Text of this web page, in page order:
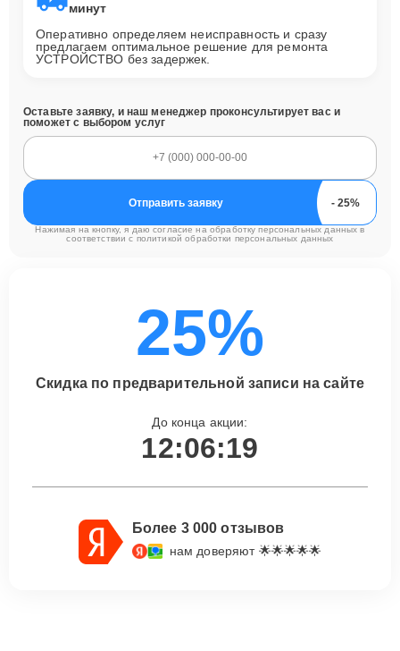
минут
Оперативно определяем неисправность и сразу
предлагаем оптимальное решение для ремонта
УСТРОЙСТВО без задержек.
Оставьте заявку, и наш менеджер проконсультирует вас и
поможет с выбором услуг
Отправить заявку
Нажимая на кнопку, я даю согласие на обработку персональных данных в
соответствии с политикой обработки персональных данных
25%
Скидка по предварительной записи на сайте
До конца акции:
12:06:18
Более 3 000 отзывов
нам доверяют 🌟🌟🌟🌟🌟